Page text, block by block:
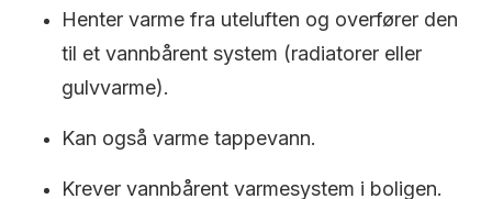
Henter varme fra uteluften og overfører den
til et vannbårent system (radiatorer eller
gulvvarme).
Kan også varme tappevann.
Krever vannbårent varmesystem i boligen.